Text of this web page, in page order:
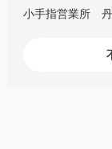
小手指営業所 丹